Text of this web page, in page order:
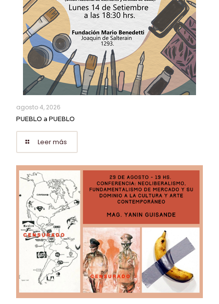
agosto 4, 2026
PUEBLO a PUEBLO
Leer más